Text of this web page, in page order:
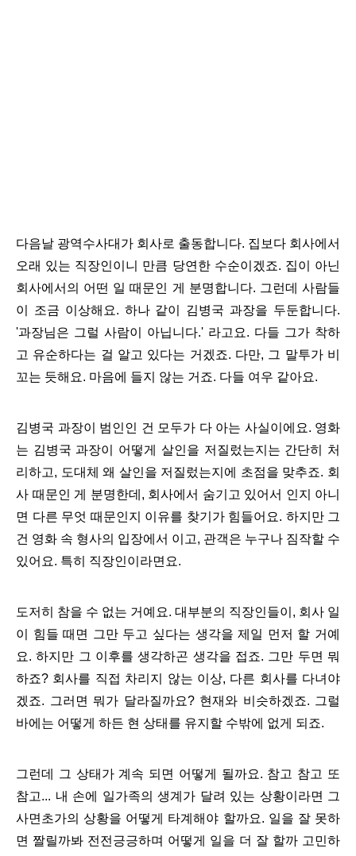
다음날 광역수사대가 회사로 출동합니다. 집보다 회사에서
오래 있는 직장인이니 만큼 당연한 수순이겠죠. 집이 아닌
회사에서의 어떤 일 때문인 게 분명합니다. 그런데 사람들
이 조금 이상해요. 하나 같이 김병국 과장을 두둔합니다.
'과장님은 그럴 사람이 아닙니다.' 라고요. 다들 그가 착하
고 유순하다는 걸 알고 있다는 거겠죠. 다만, 그 말투가 비
꼬는 듯해요. 마음에 들지 않는 거죠. 다들 여우 같아요.
김병국 과장이 범인인 건 모두가 다 아는 사실이에요. 영화
는 김병국 과장이 어떻게 살인을 저질렀는지는 간단히 처
리하고, 도대체 왜 살인을 저질렀는지에 초점을 맞추죠. 회
사 때문인 게 분명한데, 회사에서 숨기고 있어서 인지 아니
면 다른 무엇 때문인지 이유를 찾기가 힘들어요. 하지만 그
건 영화 속 형사의 입장에서 이고, 관객은 누구나 짐작할 수
있어요. 특히 직장인이라면요.
도저히 참을 수 없는 거예요. 대부분의 직장인들이, 회사 일
이 힘들 때면 그만 두고 싶다는 생각을 제일 먼저 할 거예
요. 하지만 그 이후를 생각하곤 생각을 접죠. 그만 두면 뭐
하죠? 회사를 직접 차리지 않는 이상, 다른 회사를 다녀야
겠죠. 그러면 뭐가 달라질까요? 현재와 비슷하겠죠. 그럴
바에는 어떻게 하든 현 상태를 유지할 수밖에 없게 되죠.
그런데 그 상태가 계속 되면 어떻게 될까요. 참고 참고 또
참고... 내 손에 일가족의 생계가 달려 있는 상황이라면 그
사면초가의 상황을 어떻게 타계해야 할까요. 일을 잘 못하
면 짤릴까봐 전전긍긍하며 어떻게 일을 더 잘 할까 고민하